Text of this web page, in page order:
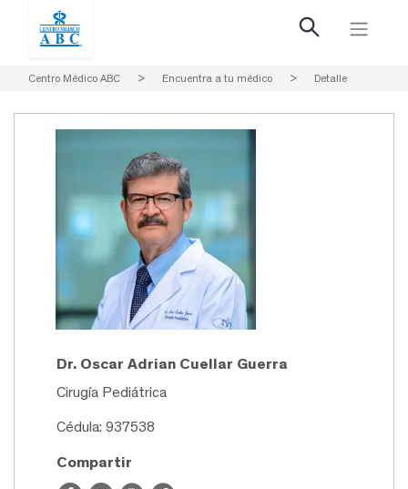
Centro Médico ABC > Encuentra a tu médico > Detalle
Dr. Oscar Adrian Cuellar Guerra
Cirugía Pediátrica
Cédula: 937538
Compartir